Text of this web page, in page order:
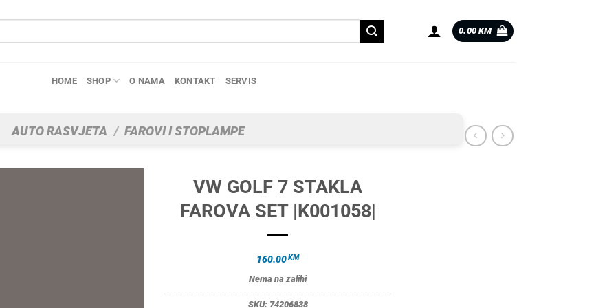
0.00 KM
HOME SHOP O NAMA KONTAKT SERVIS
AUTO RASVJETA / FAROVI I STOPLAMPE
VW GOLF 7 STAKLA
FAROVA SET |K001058|
160.00KM
Nema na zalihi
SKU: 74206838